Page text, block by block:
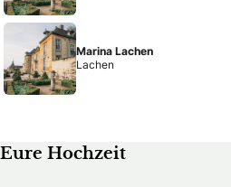
Marina Lachen
Lachen
Eure Hochzeit